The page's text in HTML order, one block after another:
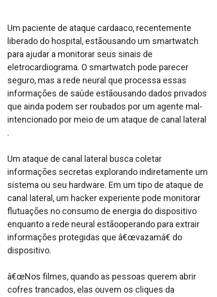
Um paciente de ataque carda­aco, recentemente
liberado do hospital, estãousando um smartwatch
para ajudar a monitorar seus sinais de
eletrocardiograma. O smartwatch pode parecer
seguro, mas a rede neural que processa essas
informações de saúde estãousando dados privados
que ainda podem ser roubados por um agente mal-
intencionado por meio de um ataque de canal lateral
.
Um ataque de canal lateral busca coletar
informações secretas explorando indiretamente um
sistema ou seu hardware. Em um tipo de ataque de
canal lateral, um hacker experiente pode monitorar
flutuações no consumo de energia do dispositivo
enquanto a rede neural estãooperando para extrair
informações protegidas que â€œvazamâ€ do
dispositivo.
â€œNos filmes, quando as pessoas querem abrir
cofres trancados, elas ouvem os cliques da